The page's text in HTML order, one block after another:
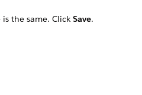
the same. Click Save.